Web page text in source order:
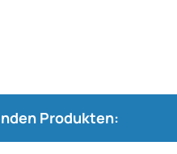
Produkten: